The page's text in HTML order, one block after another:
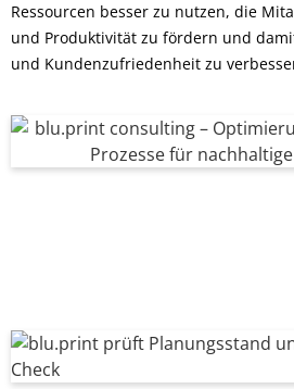
Ressourcen besser zu nutzen, die
und Produktivität zu fördern und
und Kundenzufriedenheit zu